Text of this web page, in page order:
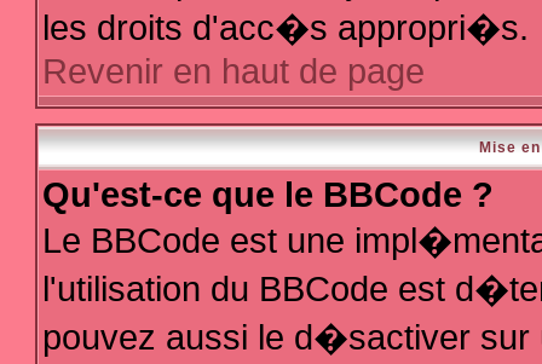
les droits d'acc�s appropri�s.
Revenir en haut de page
Mise
Qu'est-ce que le BBCode ?
Le BBCode est une
l'utilisation du BBCode est
pouvez aussi le d�sactiver sur